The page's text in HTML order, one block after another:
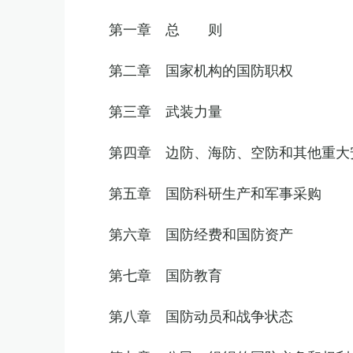
第一章 总 则
第二章 国家机构的国防职权
第三章 武装力量
第四章 边防、海防、空防和其他重大
第五章 国防科研生产和军事采购
第六章 国防经费和国防资产
第七章 国防教育
第八章 国防动员和战争状态